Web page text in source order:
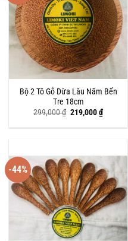
Bộ 2 Tô Gỗ Dừa Lâu Năm Bến
Tre 18cm
299,000₫ Giá
là:
219,000₫Giá
hiện
tại
-44%